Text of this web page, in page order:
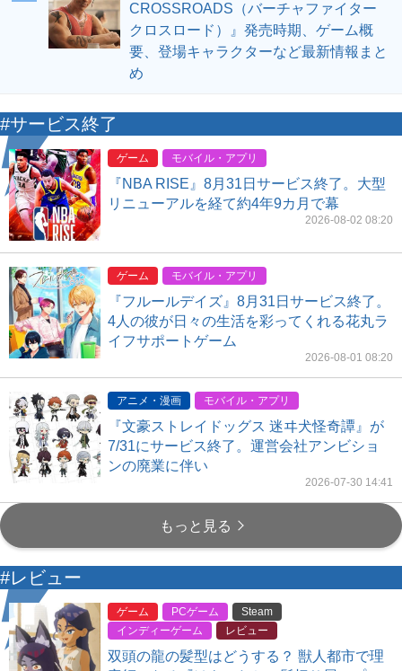
CROSSROADS（バーチャファイター
クロスロード）』発売時期、ゲーム概
要、登場キャラクターなど最新情報まと
め
#サービス終了
ゲーム モバイル・アプリ
『NBA RISE』8月31日サービス終了。大型
リニューアルを経て約4年9カ月で幕
2026-08-02 08:20
ゲーム モバイル・アプリ
『フルールデイズ』8月31日サービス終了。
4人の彼が日々の生活を彩ってくれる花丸ラ
イフサポートゲーム
2026-08-01 08:20
アニメ・漫画 モバイル・アプリ
『文豪ストレイドッグス 迷ヰ犬怪奇譚』が
7/31にサービス終了。運営会社アンビショ
ンの廃業に伴い
2026-07-30 14:41
もっと見る
#レビュー
ゲーム PCゲーム
Steam
インディーゲーム
レビュー
双頭の龍の髪型はどうする？ 獣人都市で理